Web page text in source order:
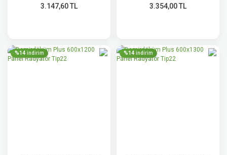
3.147,60 TL 3.354,00 TL
%14 indirim %14 indirim